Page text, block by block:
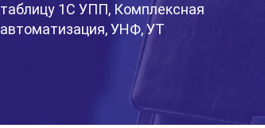
таблицу 1С УПП, Комплексная
автоматизация, УНФ, УТ